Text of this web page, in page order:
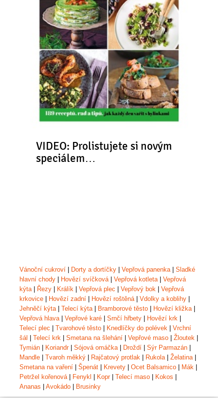
VIDEO: Prolistujete si novým
speciálem…
Vánoční cukroví Dorty a dortíčky Vepřová panenka| Sladké
hlavní chody
Hovězí svíčková| Vepřová kotleta| Vepřová
kýta| Řezy Králík Vepřová plec Vepřový bok
Vepřová
krkovice
Hovězí zadní Hovězí roštěná| Vdolky a koblihy
Jehněčí kýta| Telecí kýta| Bramborové těsto Hovězí kližka|
Vepřová hlava| Vepřové karé Srnčí hřbety Hovězí krk
Telecí plec
Tvarohové těsto Knedlíčky do polévek
Vrchní
šál
Telecí krk Smetana na šlehání Vepřové maso Žloutek
Tymián
Koriandr| Sójová omáčka| Droždí Sýr Parmazán
Mandle
Tvaroh měkký Rajčatový protlak Rukola| Želatina|
Smetana na vaření
Špenát Krevety Ocet Balsamico Mák
Petržel kořenová| Fenykl Kopr| Telecí maso Kokos
Ananas
Avokádo Brusinky